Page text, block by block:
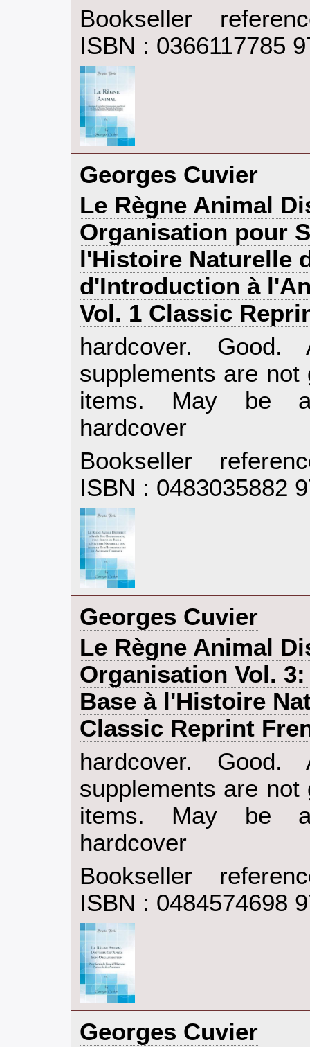
Bookseller
ISBN : 0366117785
‎Georges Cuvier‎
‎Le Règne Animal
Organisation pour
l'Histoire Naturelle
d'Introduction à
Vol. 1 Classic
‎hardcover.
supplements are
items. May be
hardcover‎
Bookseller
ISBN : 0483035882
‎Georges Cuvier‎
‎Le Règne Animal
Organisation Vol.
Base à l'Histoire
Classic Reprint
‎hardcover.
supplements are
items. May be
hardcover‎
Bookseller
ISBN : 0484574698
‎Georges Cuvier‎